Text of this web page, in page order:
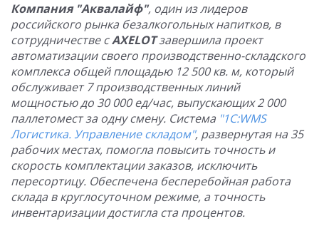
Компания "Аквалайф", один из лидеров
российского рынка безалкогольных напитков, в
сотрудничестве сAXELOTзавершила проект
автоматизации своего производственно-складского
комплекса общей площадью 12 500 кв. м, который
обслуживает 7 производственных линий
мощностью до 30 000 ед/час, выпускающих 2 000
паллетомест за одну смену. Система "1С:WMS
Логистика. Управление складом", развернутая на 35
рабочих местах, помогла повысить точность и
скорость комплектации заказов, исключить
пересортицу. Обеспечена бесперебойная работа
склада в круглосуточном режиме, а точность
инвентаризации достигла ста процентов.